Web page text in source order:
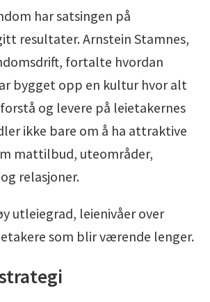
har satsingen på
resultater. Arnstein Stamnes,
fortalte hvordan
bygget opp en kultur hvor alt
og levere på leietakernes
ikke bare om å ha attraktive
mattilbud, uteområder,
relasjoner.
utleiegrad, leienivåer over
som blir værende lenger.